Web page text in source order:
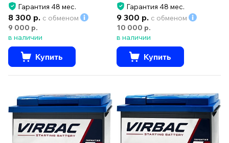
Гарантия 48 мес.
8 300 р. с обменом
9 000 р.
в наличии
Купить
Гарантия 48 мес.
9 300 р. с обменом
10 000 р.
в наличии
Купить